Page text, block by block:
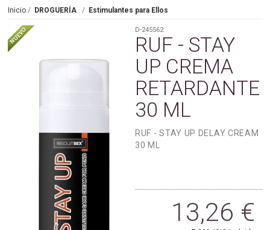
Inicio DROGUERÍA Estimulantes para Ellos
D-245562
RUF - STAY
UP CREMA
RETARDANTE
30 ML
RUF - STAY UP DELAY CREAM
30 ML
13,26 €